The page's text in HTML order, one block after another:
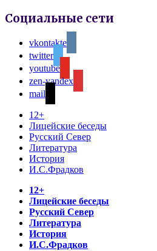
Социальные сети
vkontakte
twitter
youtube
zen-yandex
mail
12+
Лицейские беседы
Русский Север
Литература
История
И.С.Фрадков
12+
Лицейские беседы
Русский Север
Литература
История
И.С.Фрадков